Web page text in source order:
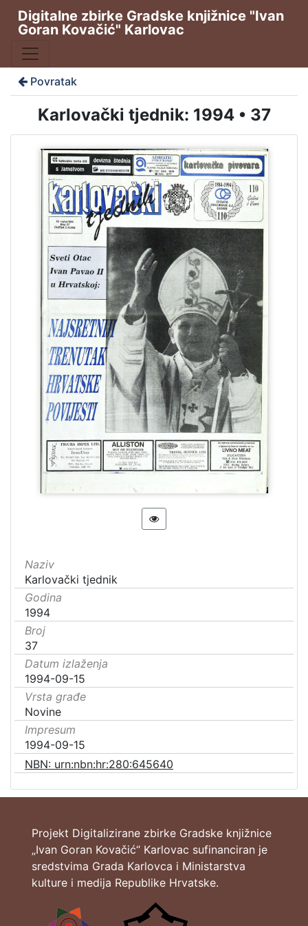
Digitalne zbirke Gradske knjižnice "Ivan
Goran Kovačić" Karlovac
Povratak
Karlovački tjednik: 1994 • 37
Naziv
Karlovački tjednik
Godina
1994
Broj
37
Datum izlaženja
1994-09-15
Vrsta građe
Novine
Impresum
1994-09-15
NBN: urn:nbn:hr:280:645640
Projekt Digitalizirane zbirke Gradske knjižnice
„Ivan Goran Kovačić“ Karlovac sufinanciran je
sredstvima Grada Karlovca i Ministarstva
kulture i medija Republike Hrvatske.